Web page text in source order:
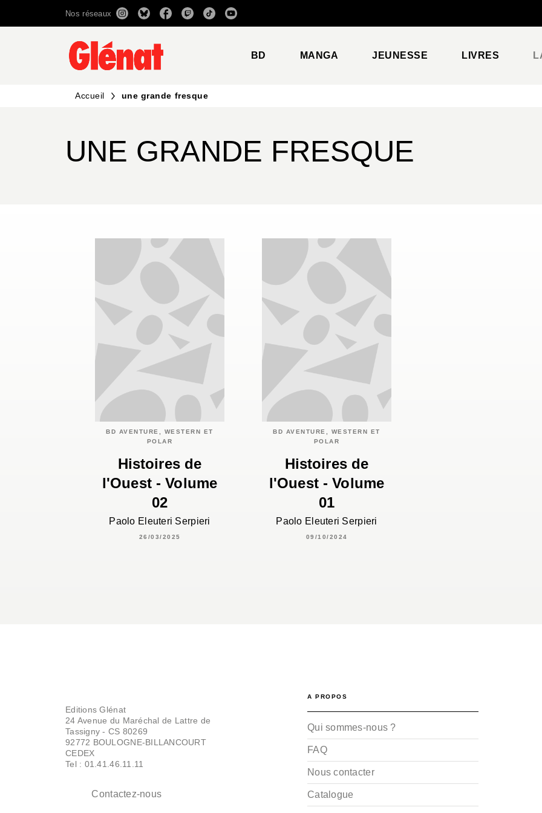
RECHERCHE CONTENU
Nos réseaux
BD MANGA JEUNESSE LIVRES
Accueil une grande fresque
UNE GRANDE FRESQUE
BD AVENTURE, WESTERN ET
POLAR
Histoires de
l'Ouest - Volume
02
Paolo Eleuteri Serpieri
26/03/2025
BD AVENTURE, WESTERN ET
POLAR
Histoires de
l'Ouest - Volume
01
Paolo Eleuteri Serpieri
09/10/2024
Editions Glénat
24 Avenue du Maréchal de Lattre de
Tassigny - CS 80269
92772 BOULOGNE-BILLANCOURT
CEDEX
Tel : 01.41.46.11.11
Contactez-nous
A PROPOS
Qui sommes-nous ?
FAQ
Nous contacter
Catalogue